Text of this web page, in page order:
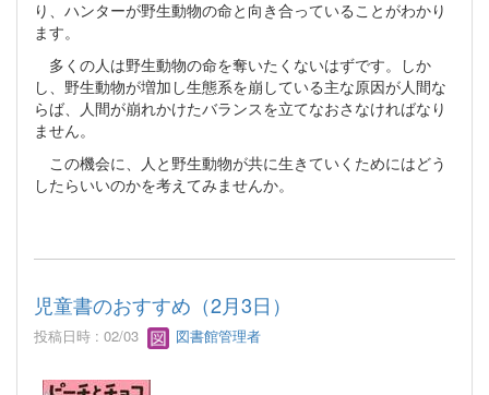
り、ハンターが野生動物の命と向き合っていることがわかり
ます。
多くの人は野生動物の命を奪いたくないはずです。しか
し、野生動物が増加し生態系を崩している主な原因が人間な
らば、人間が崩れかけたバランスを立てなおさなければなり
ません。
この機会に、人と野生動物が共に生きていくためにはどう
したらいいのかを考えてみませんか。
児童書のおすすめ（2月3日）
投稿日時 : 02/03 図書館管理者